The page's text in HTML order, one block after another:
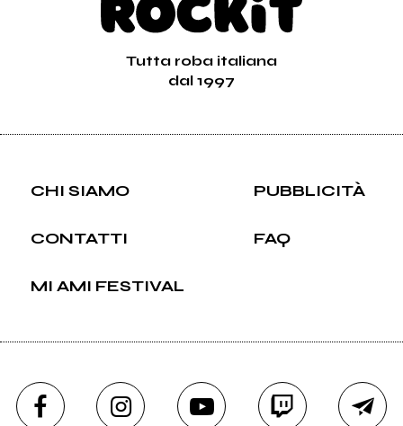
Tutta roba italiana
dal 1997
CHI SIAMO PUBBLICITÀ
CONTATTI FAQ
MI AMI FESTIVAL